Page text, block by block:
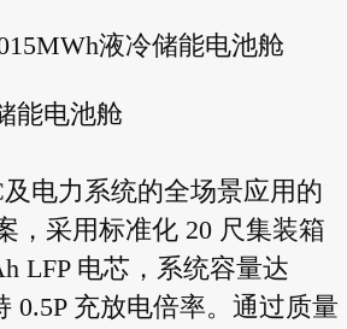
液冷储能电池舱
能电池舱
电力系统的全场景应用的
，采用标准化 20 尺集装箱
LFP 电芯，系统容量达
0.5P 充放电倍率。通过质量